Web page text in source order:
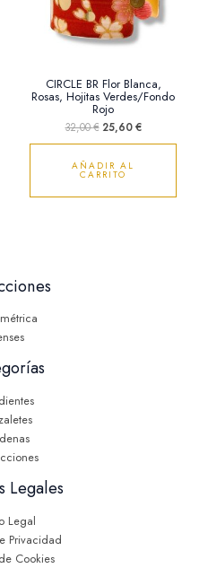
CIRCLE BR Flor Blanca,
Rosas, Hojitas Verdes/Fondo
Rojo
32,00€ 25,60€
AÑADIR AL
CARRITO
Legales
Legal
Privacidad
Cookies